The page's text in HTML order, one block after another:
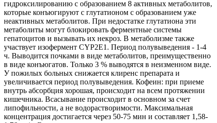
гидроксилированию с образованием 8 активных метаболитов,
которые конъюгируют с глутатионом с образованием уже
неактивных метаболитов. При недостатке глутатиона эти
метаболиты могут блокировать ферментные системы
гепатоцитов и вызывать их некроз. В метаболизме также
участвует изофермент CYP2E1. Период полувыведения - 1-4
ч. Выводится почками в виде метаболитов, преимущественно
в виде конъюгатов. Только 3 % выводятся в неизменном виде.
У пожилых больных снижается клиренс препарата и
увеличивается период полувыведения. Кофеин: при приеме
внутрь абсорбция хорошая, происходит на всем протяжении
кишечника. Всасывание происходит в основном за счет
липофильности, а не водорастворимости. Максимальная
концентрация достигается через 50-75 мин и составляет 1,58-